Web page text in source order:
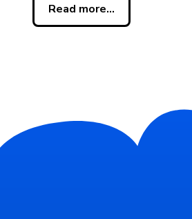
Read more...